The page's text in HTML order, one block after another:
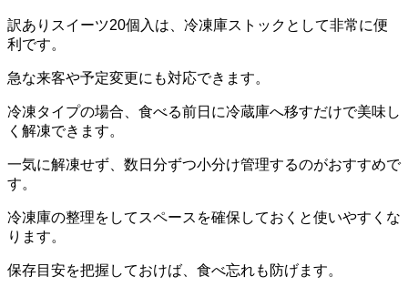
訳ありスイーツ20個入は、冷凍庫ストックとして非常に便
利です。
急な来客や予定変更にも対応できます。
冷凍タイプの場合、食べる前日に冷蔵庫へ移すだけで美味し
く解凍できます。
一気に解凍せず、数日分ずつ小分け管理するのがおすすめで
す。
冷凍庫の整理をしてスペースを確保しておくと使いやすくな
ります。
保存目安を把握しておけば、食べ忘れも防げます。